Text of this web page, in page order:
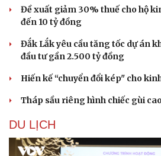
Đề xuất giảm 30% thuế cho hộ
đến 10 tỷ đồng
Đắk Lắk yêu cầu tăng tốc dự án
đầu tư gần 2.500 tỷ đồng
Hiến kế “chuyển đổi kép" cho
Tháp sầu riêng hình chiếc gùi
DU LỊCH